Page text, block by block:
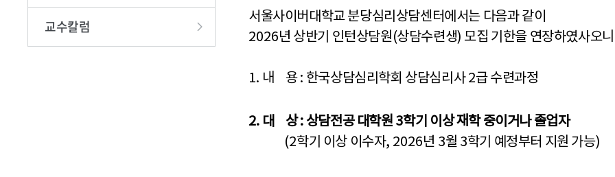
교수칼럼
서울사이버대학교 분당심리상담센터에서는 다음과 같이
2026년 상반기 인턴상담원(상담수련생) 모집 기한을 연장하였사오
1. 내 용: 한국상담심리학회 상담심리사2급 수련과정
2. 대 상: 상담전공 대학원 3학기 이상 재학 중이거나 졸업자
(2학기 이상 이수자, 2026년 3월 3학기 예정부터 지원 가능)